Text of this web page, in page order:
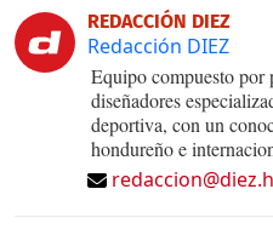
REDACCIÓN DIEZ
Redacción DIEZ
Equipo compuesto por
diseñadores
deportiva, con un
hondureño e